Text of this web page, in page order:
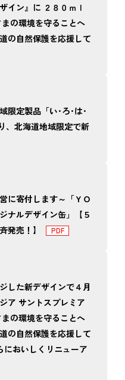
イン』に ２８０ｍｌ
の環境を守ることへ
の自然保護を応援して
限定製品「い･ろ･は･
、北海道地域限定で新
に寄付します～「ＹＯ
ナルデザイン缶」【５
発売！】
した新デザインで４月
ア サントスプレミア
の環境を守ることへ
の自然保護を応援して
おいしくリニューア